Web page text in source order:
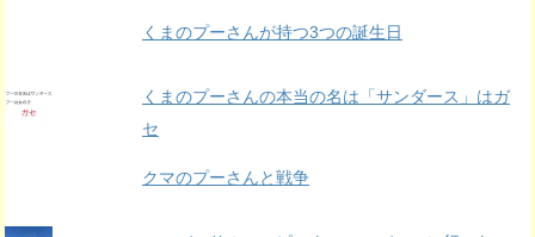
くまのプーさんが持つ3つの誕生日
くまのプーさんの本当の名は「サンダース」はガ
セ
クマのプーさんと戦争